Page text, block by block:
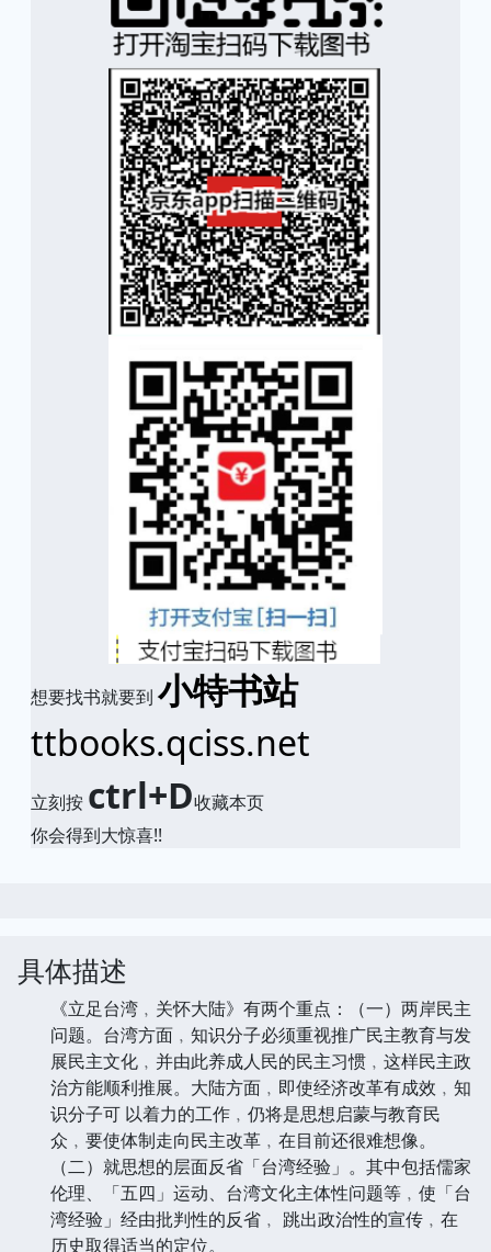
想要找书就要到 小特书站
ttbooks.qciss.net
立刻按 ctrl+D收藏本页
你会得到大惊喜!!
具体描述
《立足台湾﹐关怀大陆》有两个重点：（一）两岸民主
问题。台湾方面﹐知识分子必须重视推广民主教育与发
展民主文化﹐并由此养成人民的民主习惯﹐这样民主政
治方能顺利推展。大陆方面﹐即使经济改革有成效﹐知
识分子可 以着力的工作﹐仍将是思想启蒙与教育民
众﹐要使体制走向民主改革﹐在目前还很难想像。
（二）就思想的层面反省「台湾经验」。其中包括儒家
伦理、「五四」运动、台湾文化主体性问题等﹐使「台
湾经验」经由批判性的反省﹐ 跳出政治性的宣传﹐在
历史取得适当的定位。